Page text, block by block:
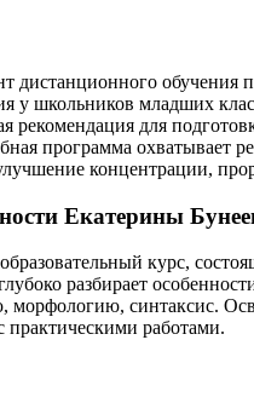
дистанционного обучения
у школьников младших
рекомендация для
программа охватывает
концентрации,
Екатерины
курс,
разбирает
морфологию, синтаксис.
практическими работами.